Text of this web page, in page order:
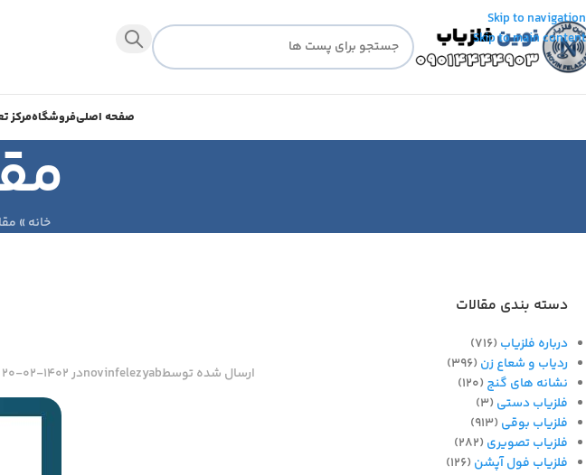
Skip to navigation
Skip to main content
صفحه اصلیفروشگاهمرکز
خانه »
دسته بندی مقالات
درباره فلزیاب (716)
ردیاب و شعاع زن (396)
نشانه های گنج (120)
فلزیاب دستی (3)
فلزیاب بوقی (913)
فلزیاب تصویری (282)
فلزیاب فول آپشن (126)
ارسال شده توسطnovinfelezyabدر 1402-02-20